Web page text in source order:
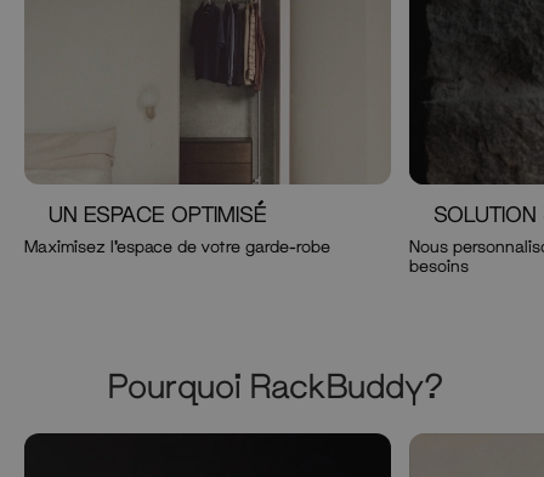
Maximisez l'espace de votre garde-robe
UN ESPACE OPTIMISÉ
Nous
besoins
SOLUTION
Pourquoi RackBuddy?